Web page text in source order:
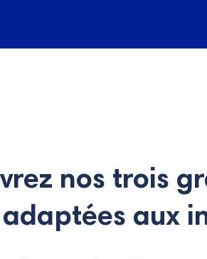
nos trois
adaptées aux